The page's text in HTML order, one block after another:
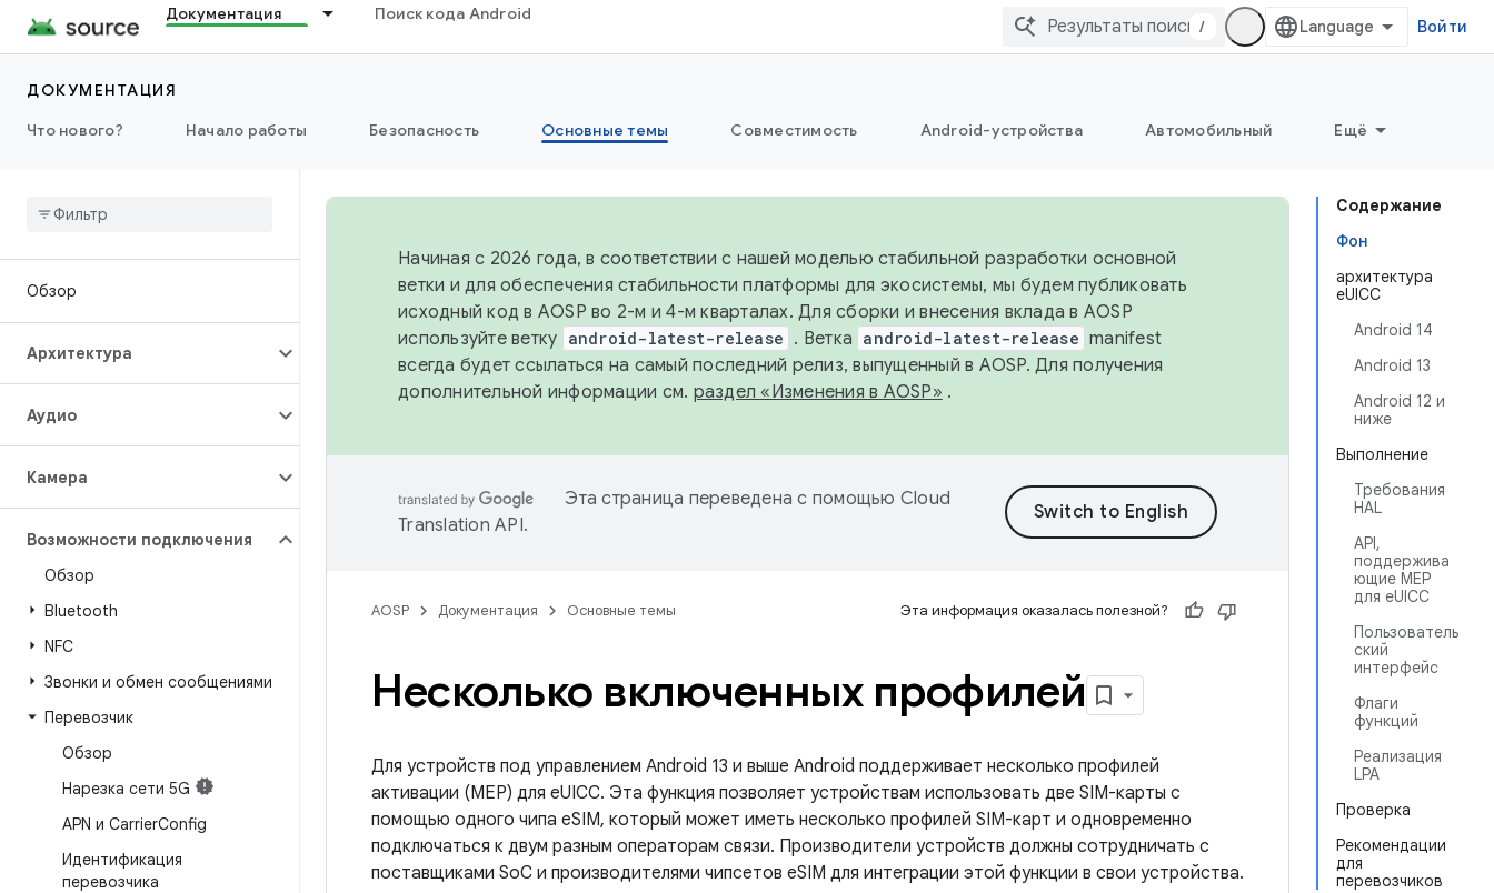
Документация Поиск кода Android
/ Войти
ДОКУМЕНТАЦИЯ
Что нового?
Начало работы Безопасность Основные темы Совместимость Android-устройства Автомобильный Ещё
Обзор
Архитектура
Аудио
Камера
Возможности подключения
Обзор
Bluetooth
NFC
Звонки и обмен сообщениями
Перевозчик
Обзор
Нарезка сети 5G
APN и CarrierConfig
Идентификация
перевозчика
Содержание
Фон
архитектура
eUICC
Android 14
Android 13
Android 12 и
ниже
Выполнение
Требования
HAL
API,
поддержива
ющие MEP
для eUICC
Пользователь
ский
интерфейс
Флаги
функций
Реализация
LPA
Проверка
Рекомендации
для
перевозчиков
Начиная с 2026 года, в соответствии с нашей моделью стабильной разработки основной
ветки и для обеспечения стабильности платформы для экосистемы, мы будем публиковать
исходный код в AOSP во 2-м и 4-м кварталах. Для сборки и внесения вклада в AOSP
используйте ветку android-latest-release . Ветка android-latest-release manifest
всегда будет ссылаться на самый последний релиз, выпущенный в AOSP. Для получения
дополнительной информации см. раздел «Изменения в AOSP» .
Эта страница переведена с помощью Cloud
Translation API.
AOSP Документация Основные темы Эта информация оказалась полезной?
Несколько включенных профилей
Для устройств под управлением Android 13 и выше Android поддерживает несколько профилей
активации (MEP) для eUICC. Эта функция позволяет устройствам использовать две SIM-карты с
помощью одного чипа eSIM, который может иметь несколько профилей SIM-карт и одновременно
подключаться к двум разным операторам связи. Производители устройств должны сотрудничать с
поставщиками SoC и производителями чипсетов eSIM для интеграции этой функции в свои устройства.